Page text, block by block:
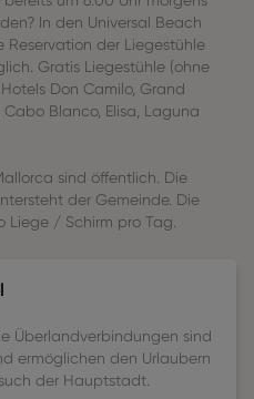
In den Universal Beach
Reservation der Liegestühle
Gratis Liegestühle (ohne
Don Camilo, Grand
Blanco, Elisa, Laguna
sind öffentlich. Die
der Gemeinde. Die
Liege / Schirm pro Tag.
Überlandverbindungen sind
ermöglichen den Urlaubern
der Hauptstadt.